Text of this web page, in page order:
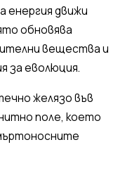
енергия движи
обновява
вещества и
за еволюция.
желязо във
поле, което